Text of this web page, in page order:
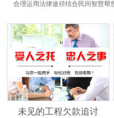
合理运用法律途径结合民间智慧帮
未见的工程欠款追讨